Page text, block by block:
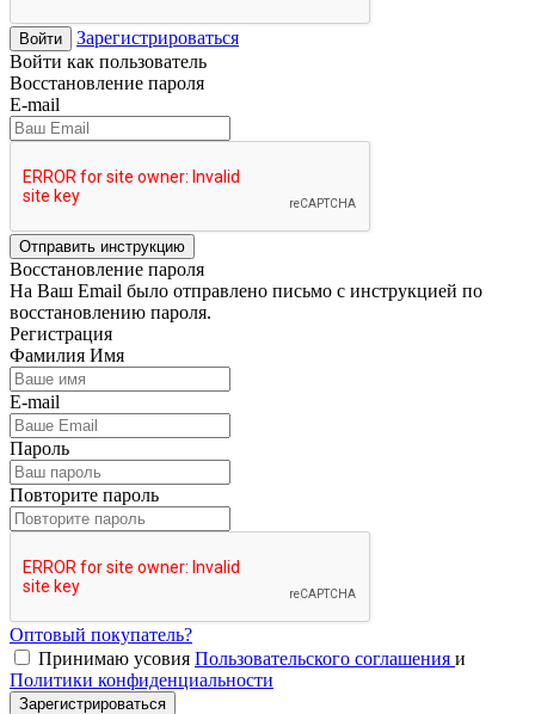
Войти
Зарегистрироваться
Войти как пользователь
Восстановление пароля
E-mail
Отправить инструкцию
Восстановление пароля
На Ваш Email было отправлено письмо с инструкцией по
восстановлению пароля.
Регистрация
Фамилия Имя
E-mail
Пароль
Повторите пароль
Оптовый покупатель?
Принимаю усовия Пользовательского соглашения и
Политики конфиденциальности
Зарегистрироваться